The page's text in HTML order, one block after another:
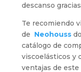
descanso
Te recomiendo
de Neohouss
catálogo de
viscoelásticos y
ventajas de